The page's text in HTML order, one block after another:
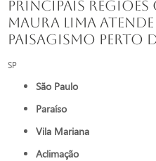
Principais
Maura Lima
paisagismo perto
SP
São Paulo
Paraíso
Vila Mariana
Aclimação